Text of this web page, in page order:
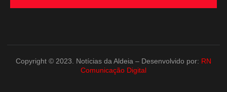
Copyright © 2023. Notícias da Aldeia – Desenvolvido por: RN
Comunicação Digital